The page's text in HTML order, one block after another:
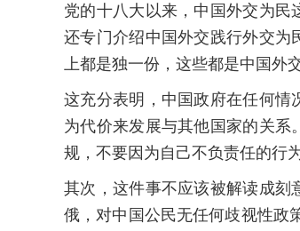
党的十八大以来，中国外交为民
还专门介绍中国外交践行外交为
上都是独一份，这些都是中国外
这充分表明，中国政府在任何情
为代价来发展与其他国家的关
规，不要因为自己不负责任的行
其次，这件事不应该被解读成刻
俄，对中国公民无任何歧视性政